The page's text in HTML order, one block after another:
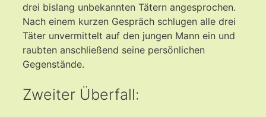
drei bislang unbekannten Tätern angesprochen.
Nach einem kurzen Gespräch schlugen alle drei
Täter unvermittelt auf den jungen Mann ein und
raubten anschließend seine persönlichen
Gegenstände.
Zweiter Überfall: